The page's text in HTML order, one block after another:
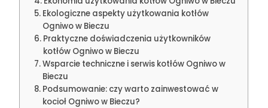
Ekologiczne aspekty użytkowania kotłów
Ogniwo w Bieczu
Praktyczne doświadczenia użytkowników
kotłów Ogniwo w Bieczu
Wsparcie techniczne i serwis kotłów Ogniwo w
Bieczu
Podsumowanie: czy warto zainwestować w
kocioł Ogniwo w Bieczu?